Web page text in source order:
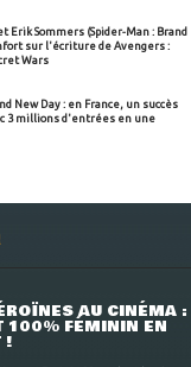
Erik Sommers (Spider-Man : Brand
sur l'écriture de Avengers :
Wars
New Day : en France, un succès
3 millions d'entrées en une
AU CINÉMA :
100% FÉMININ EN
!